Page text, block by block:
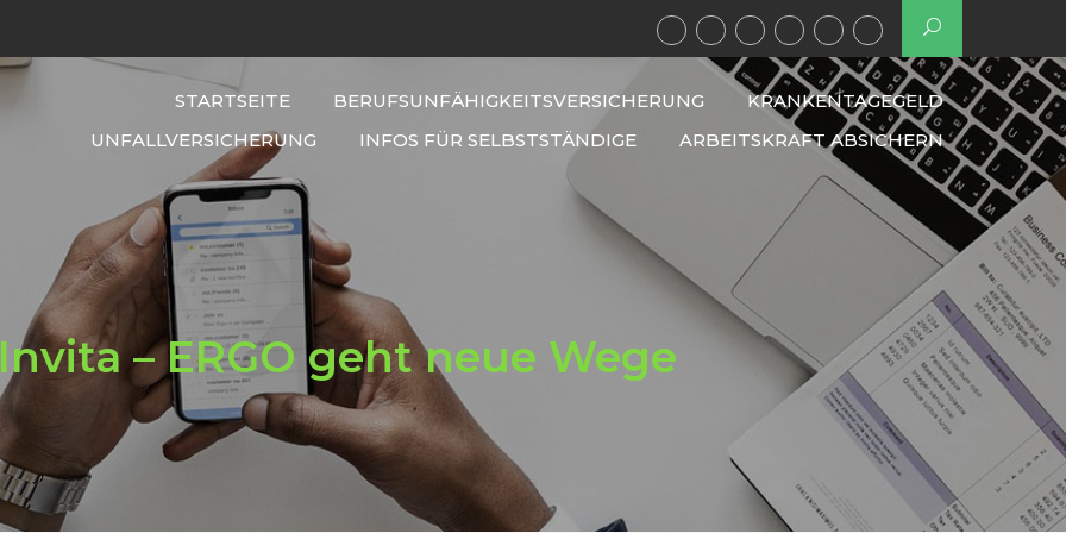
STARTSEITE BERUFSUNFÄHIGKEITSVERSICHERUNG
KRANKENTAGEGELD
UNFALLVERSICHERUNG
INFOS FÜR SELBSTSTÄNDIGE ARBEITSKRAFT ABSICHERN
– ERGO geht neue Wege